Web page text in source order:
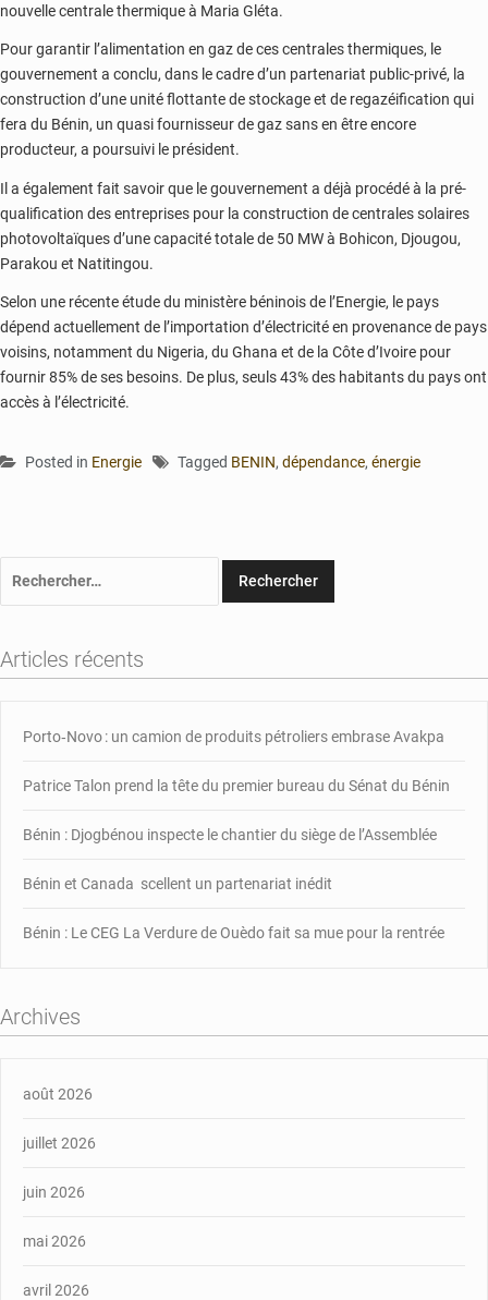
nouvelle centrale thermique à Maria Gléta.
Pour garantir l’alimentation en gaz de ces centrales thermiques, le
gouvernement a conclu, dans le cadre d’un partenariat public-privé, la
construction d’une unité flottante de stockage et de regazéification qui
fera du Bénin, un quasi fournisseur de gaz sans en être encore
producteur, a poursuivi le président.
Il a également fait savoir que le gouvernement a déjà procédé à la pré-
qualification des entreprises pour la construction de centrales solaires
photovoltaïques d’une capacité totale de 50 MW à Bohicon, Djougou,
Parakou et Natitingou.
Selon une récente étude du ministère béninois de l’Energie, le pays
dépend actuellement de l’importation d’électricité en provenance de pays
voisins, notamment du Nigeria, du Ghana et de la Côte d’Ivoire pour
fournir 85% de ses besoins. De plus, seuls 43% des habitants du pays ont
accès à l’électricité.
Posted in Energie Tagged BENIN, dépendance, énergie
Articles récents
Porto‑Novo : un camion de produits pétroliers embrase Avakpa
Patrice Talon prend la tête du premier bureau du Sénat du Bénin
Bénin : Djogbénou inspecte le chantier du siège de l’Assemblée
Bénin et Canada scellent un partenariat inédit
Bénin : Le CEG La Verdure de Ouèdo fait sa mue pour la rentrée
Archives
août 2026
juillet 2026
juin 2026
mai 2026
avril 2026